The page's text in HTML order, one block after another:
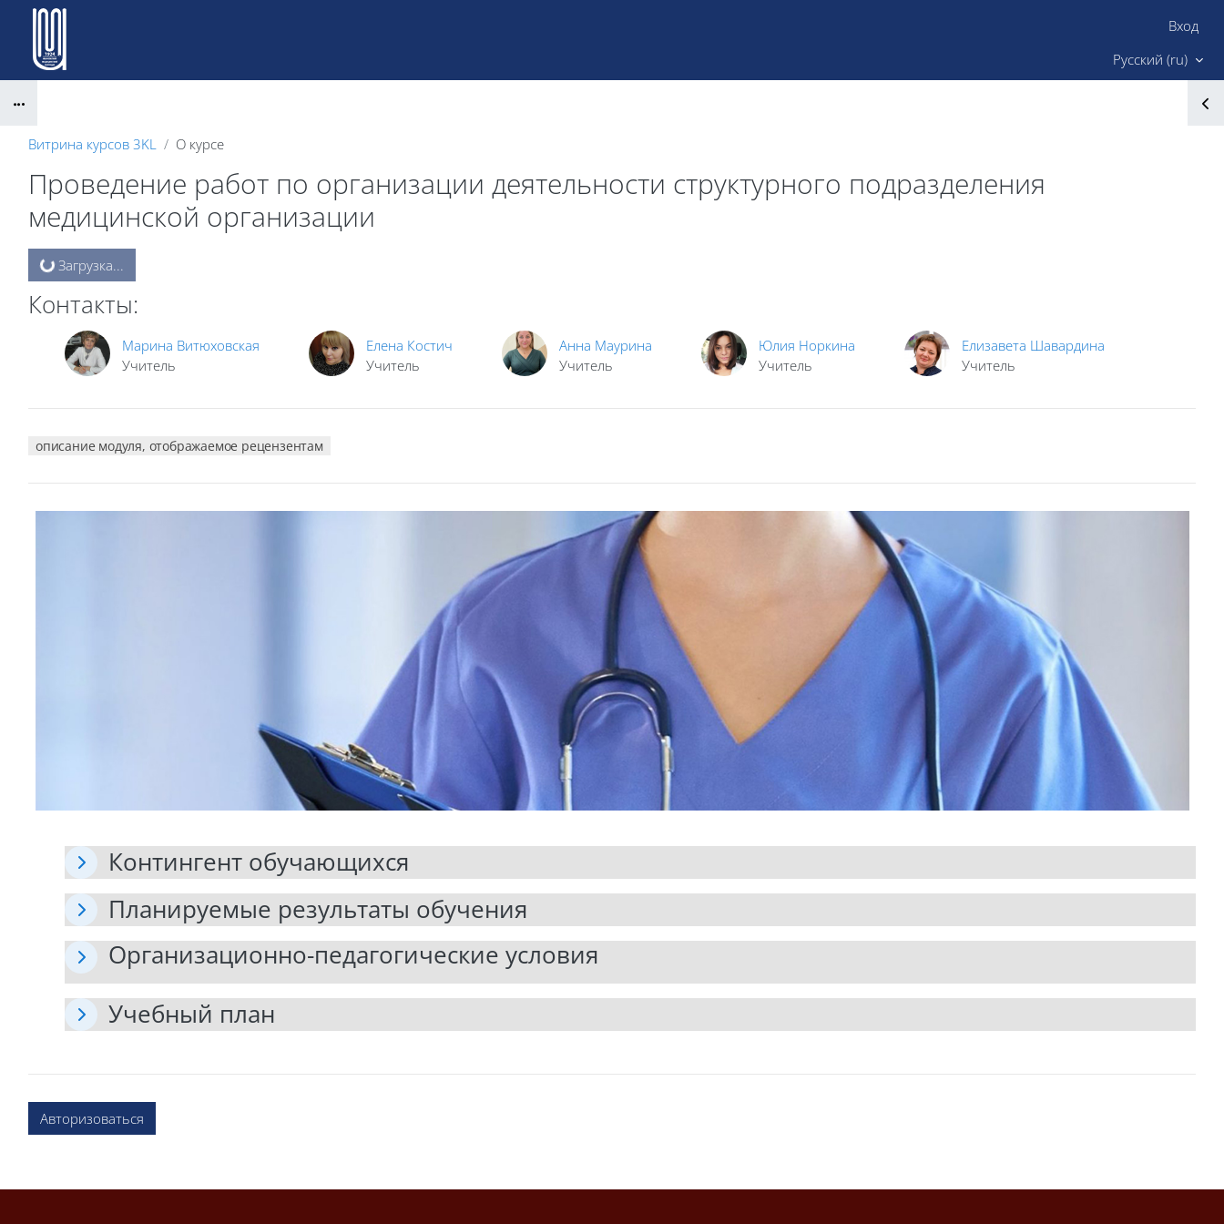
Перейти к основному содержанию
Вход
Русский ‎(ru)‎
Блоки
Витрина курсов 3KL О курсе
Проведение работ по организации деятельности структурного подразделения
медицинской организации
Блоки
Загрузка...
Контакты:
Марина Витюховская
Учитель
Елена Костич
Учитель
Анна Маурина
Учитель
Юлия Норкина
Учитель
Елизавета Шавардина
Учитель
описание модуля, отображаемое рецензентам
Контингент обучающихся
Планируемые результаты обучения
Организационно-педагогические условия
Учебный план
Авторизоваться
Блоки